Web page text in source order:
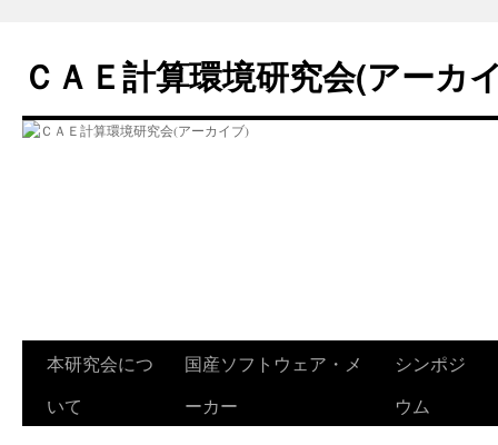
テ
ン
へ
ＣＡＥ計算環境研究会(アーカ
本研究会につ
いて
国産ソフトウェア・メ
ーカー
シンポジ
ウム